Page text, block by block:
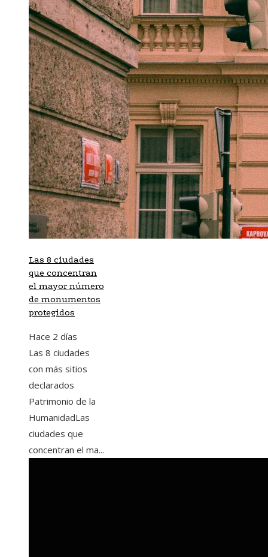
Las 8 ciudades
que concentran
el mayor número
de monumentos
protegidos
Hace 2 días
Las 8 ciudades
con más sitios
declarados
Patrimonio de la
HumanidadLas
ciudades que
concentran el ma...